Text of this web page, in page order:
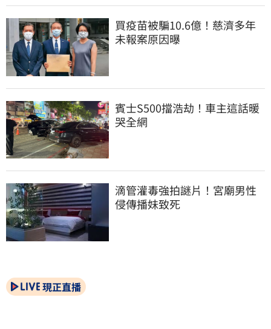
買疫苗被騙10.6億！慈濟多年
未報案原因曝
賓士S500擋浩劫！車主這話暖
哭全網
滴管灌毒強拍謎片！宮廟男性
侵傳播妹致死
現正直播